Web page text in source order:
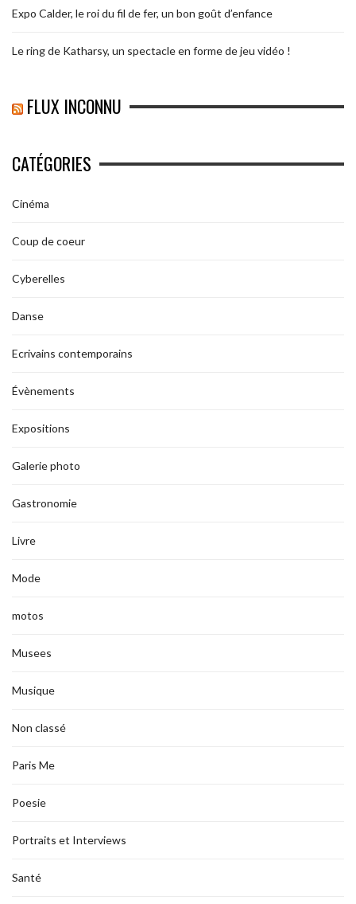
Expo Calder, le roi du fil de fer, un bon goût d’enfance
Le ring de Katharsy, un spectacle en forme de jeu vidéo !
FLUX INCONNU
CATÉGORIES
Cinéma
Coup de coeur
Cyberelles
Danse
Ecrivains contemporains
Évènements
Expositions
Galerie photo
Gastronomie
Livre
Mode
motos
Musees
Musique
Non classé
Paris Me
Poesie
Portraits et Interviews
Santé